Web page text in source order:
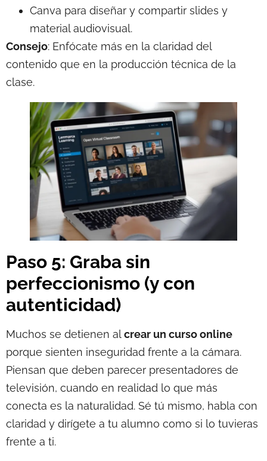
Canva para diseñar y compartir slides y
material audiovisual.
Consejo: Enfócate más en la claridad del
contenido que en la producción técnica de la
clase.
Paso 5: Graba sin
perfeccionismo (y con
autenticidad)
Muchos se detienen alcrear un curso online
porque sienten inseguridad frente a la cámara.
Piensan que deben parecer presentadores de
televisión, cuando en realidad lo que más
conecta es la naturalidad. Sé tú mismo, habla con
claridad y dirígete a tu alumno como si lo tuvieras
frente a ti.